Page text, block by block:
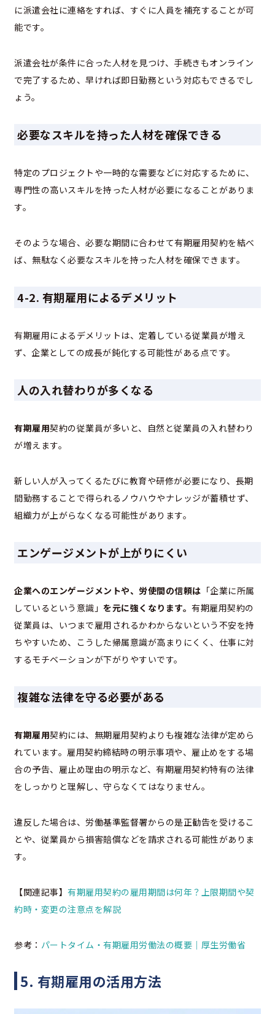
に派遣会社に連絡をすれば、すぐに人員を補充することが可
能です。
派遣会社が条件に合った人材を見つけ、手続きもオンライン
で完了するため、早ければ即日勤務という対応もできるでし
ょう。
必要なスキルを持った人材を確保できる
特定のプロジェクトや一時的な需要などに対応するために、
専門性の高いスキルを持った人材が必要になることがありま
す。
そのような場合、必要な期間に合わせて有期雇用契約を結べ
ば、無駄なく必要なスキルを持った人材を確保できます。
4-2. 有期雇用によるデメリット
有期雇用によるデメリットは、定着している従業員が増え
ず、企業としての成長が鈍化する可能性がある点です。
人の入れ替わりが多くなる
有期雇用契約の従業員が多いと、自然と従業員の入れ替わり
が増えます。
新しい人が入ってくるたびに教育や研修が必要になり、長期
間勤務することで得られるノウハウやナレッジが蓄積せず、
組織力が上がらなくなる可能性があります。
エンゲージメントが上がりにくい
企業へのエンゲージメントや、労使間の信頼は 「企業に所属
しているという意識」 を元に強くなります。 有期雇用契約の
従業員は、いつまで雇用されるかわからないという不安を持
ちやすいため、こうした帰属意識が高まりにくく、仕事に対
するモチベーションが下がりやすいです。
複雑な法律を守る必要がある
有期雇用契約には、無期雇用契約よりも複雑な法律が定めら
れています。雇用契約締結時の明示事項や、雇止めをする場
合の予告、雇止め理由の明示など、有期雇用契約特有の法律
をしっかりと理解し、守らなくてはなりません。
違反した場合は、労働基準監督署からの是正勧告を受けるこ
とや、従業員から損害賠償などを請求される可能性がありま
す。
【関連記事】 有期雇用契約の雇用期間は何年？上限期間や契
約時・変更の注意点を解説
参考： パートタイム・有期雇用労働法の概要｜厚生労働省
5. 有期雇用の活用方法